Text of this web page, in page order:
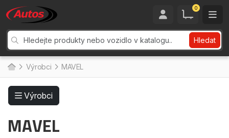
0
Hledat
Výrobci MAVEL
Výrobci
MAVEL